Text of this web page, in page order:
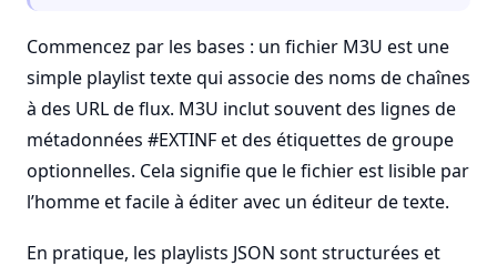
Commencez par les bases : un fichier M3U est une
simple playlist texte qui associe des noms de chaînes
à des URL de flux. M3U inclut souvent des lignes de
métadonnées #EXTINF et des étiquettes de groupe
optionnelles. Cela signifie que le fichier est lisible par
l’homme et facile à éditer avec un éditeur de texte.
En pratique, les playlists JSON sont structurées et